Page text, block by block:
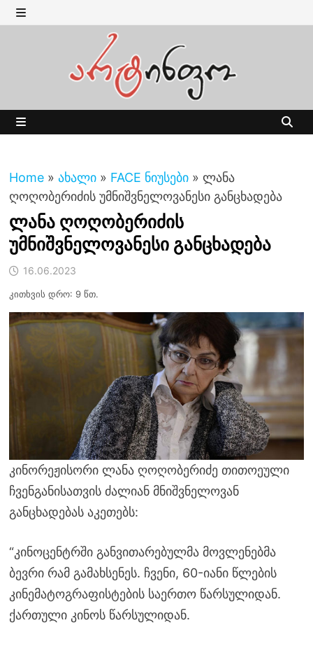
Skip
to MENU
Home » ახალი » FACE ნიუსები » ლანა
ღოღობერიძის უმნიშვნელოვანესი განცხადება
ლანა ღოღობერიძის
უმნიშვნელოვანესი განცხადება
16.06.2023
კითხვის დრო: 9 წთ.
კინორეჟისორი ლანა ღოღობერიძე თითოეული
ჩვენგანისათვის ძალიან მნიშვნელოვან
განცხადებას აკეთებს:
“კინოცენტრში განვითარებულმა მოვლენებმა
ბევრი რამ გამახსენეს. ჩვენი, 60-იანი წლების
კინემატოგრაფისტების საერთო წარსულიდან.
ქართული კინოს წარსულიდან.